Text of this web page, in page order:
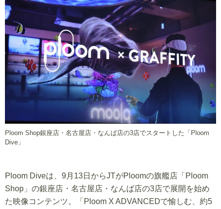
Ploom Shop銀座店・名古屋店・なんば店の3店でスタートした「Ploom
Dive」
Ploom Diveは、9月13日からJTがPloomの旗艦店「Ploom
Shop」の銀座店・名古屋店・なんば店の3店で展開を始め
た映像コンテンツ。「Ploom X ADVANCEDで愉しむ、約5